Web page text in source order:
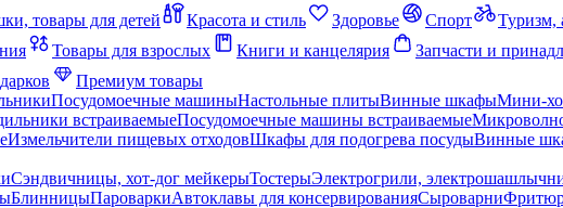
товары для детей Красота и стиль Здоровье Спорт Туризм,
Товары для взрослых Книги и канцелярия Запчасти и
Премиум товары
Посудомоечные машиныНастольные плитыВинные шкафыМини-
встраиваемыеПосудомоечные машины встраиваемые
Измельчители пищевых отходовШкафы для подогрева посудыВинные
Сэндвичницы, хот-дог мейкерыТостерыЭлектрогрили,
БлинницыПароваркиАвтоклавы для консервированияСыроварни